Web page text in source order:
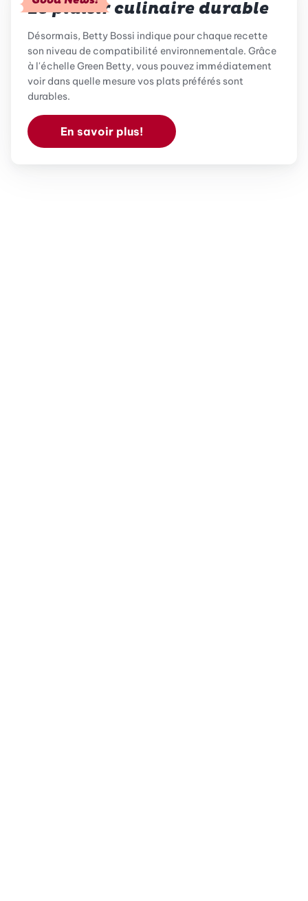
Le plaisir culinaire durable
Désormais, Betty Bossi indique pour chaque recette
son niveau de compatibilité environnementale. Grâce
à l'échelle Green Betty, vous pouvez immédiatement
voir dans quelle mesure vos plats préférés sont
durables.
En savoir plus!